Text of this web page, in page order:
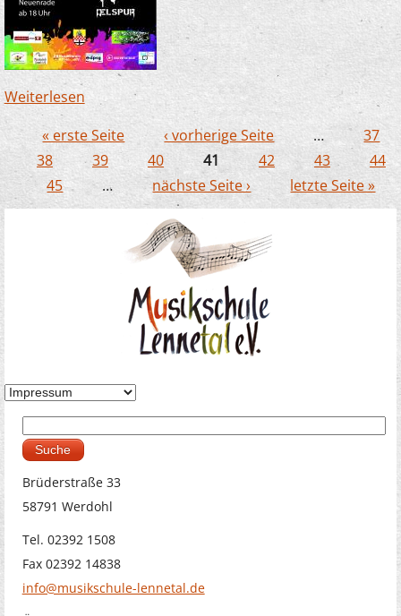
Weiterlesen über Junge Streicher begeistern bei "Rock im
Wohnzimmer"
Seiten
« erste Seite ‹ vorherige Seite …
37
38
39 40 41 42 43
44
45
… nächste Seite › letzte Seite »
Suchformular
Brüderstraße 33
58791 Werdohl
Tel. 02392 1508
Fax 02392 14838
info@musikschule-lennetal.de